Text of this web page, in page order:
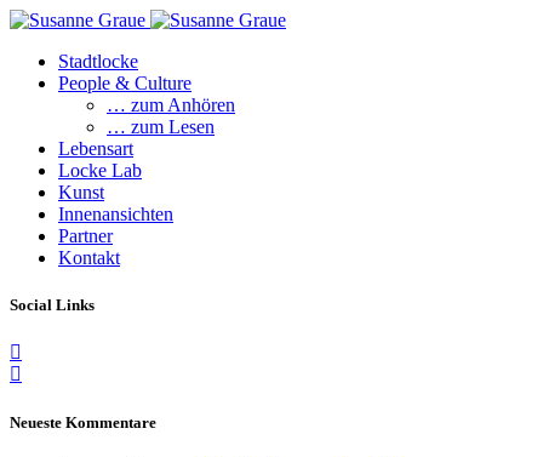
Stadtlocke
People & Culture
… zum Anhören
… zum Lesen
Lebensart
Locke Lab
Kunst
Innenansichten
Partner
Kontakt
Social Links
Neueste Kommentare